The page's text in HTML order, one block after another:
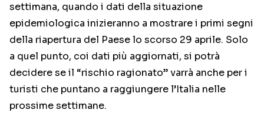
settimana, quando i dati della situazione
epidemiologica inizieranno a mostrare i primi segni
della riapertura del Paese lo scorso 29 aprile. Solo
a quel punto, coi dati più aggiornati, si potrà
decidere se il “rischio ragionato” varrà anche per i
turisti che puntano a raggiungere l’Italia nelle
prossime settimane.